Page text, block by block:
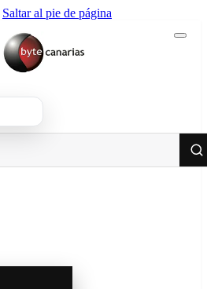
Saltar al pie de página